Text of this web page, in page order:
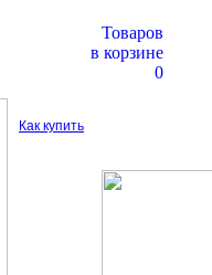
Товаров
в корзине
0
Как купить